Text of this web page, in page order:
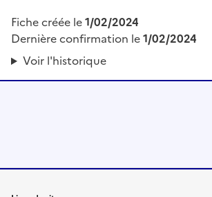
Fiche créée le1/02/2024
Dernière confirmation le1/02/2024
Voir l'historique